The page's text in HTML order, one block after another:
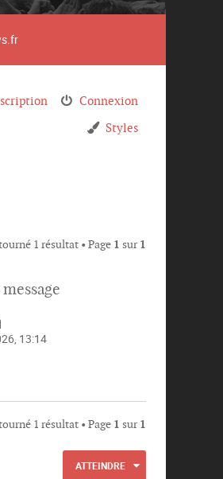
Connexion
Styles
1 résultat • Page 1 sur1
13:14
1 résultat • Page 1 sur1
ATTEINDRE